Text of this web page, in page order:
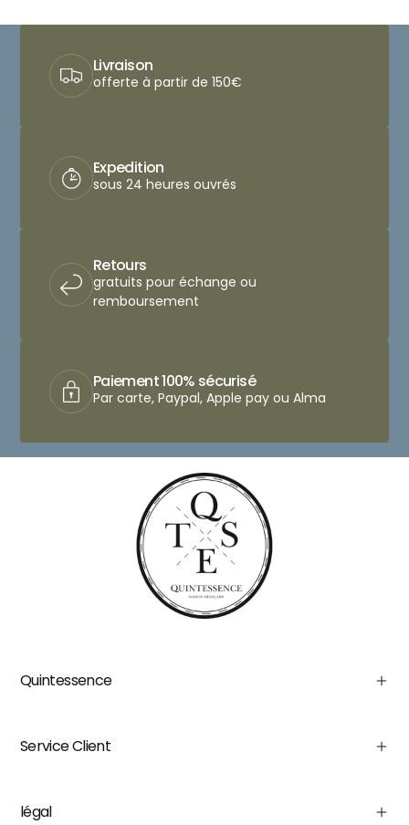
Livraison
offerte à partir de 150€
Expedition
sous 24 heures ouvrés
Retours
gratuits pour échange ou
remboursement
Paiement 100% sécurisé
Par carte, Paypal, Apple pay ou Alma
Quintessence
Service Client
légal